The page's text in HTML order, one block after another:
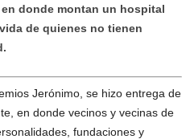
donde montan un hospital
de quienes no tienen
Jerónimo, se hizo entrega de
en donde vecinos y vecinas de
fundaciones y